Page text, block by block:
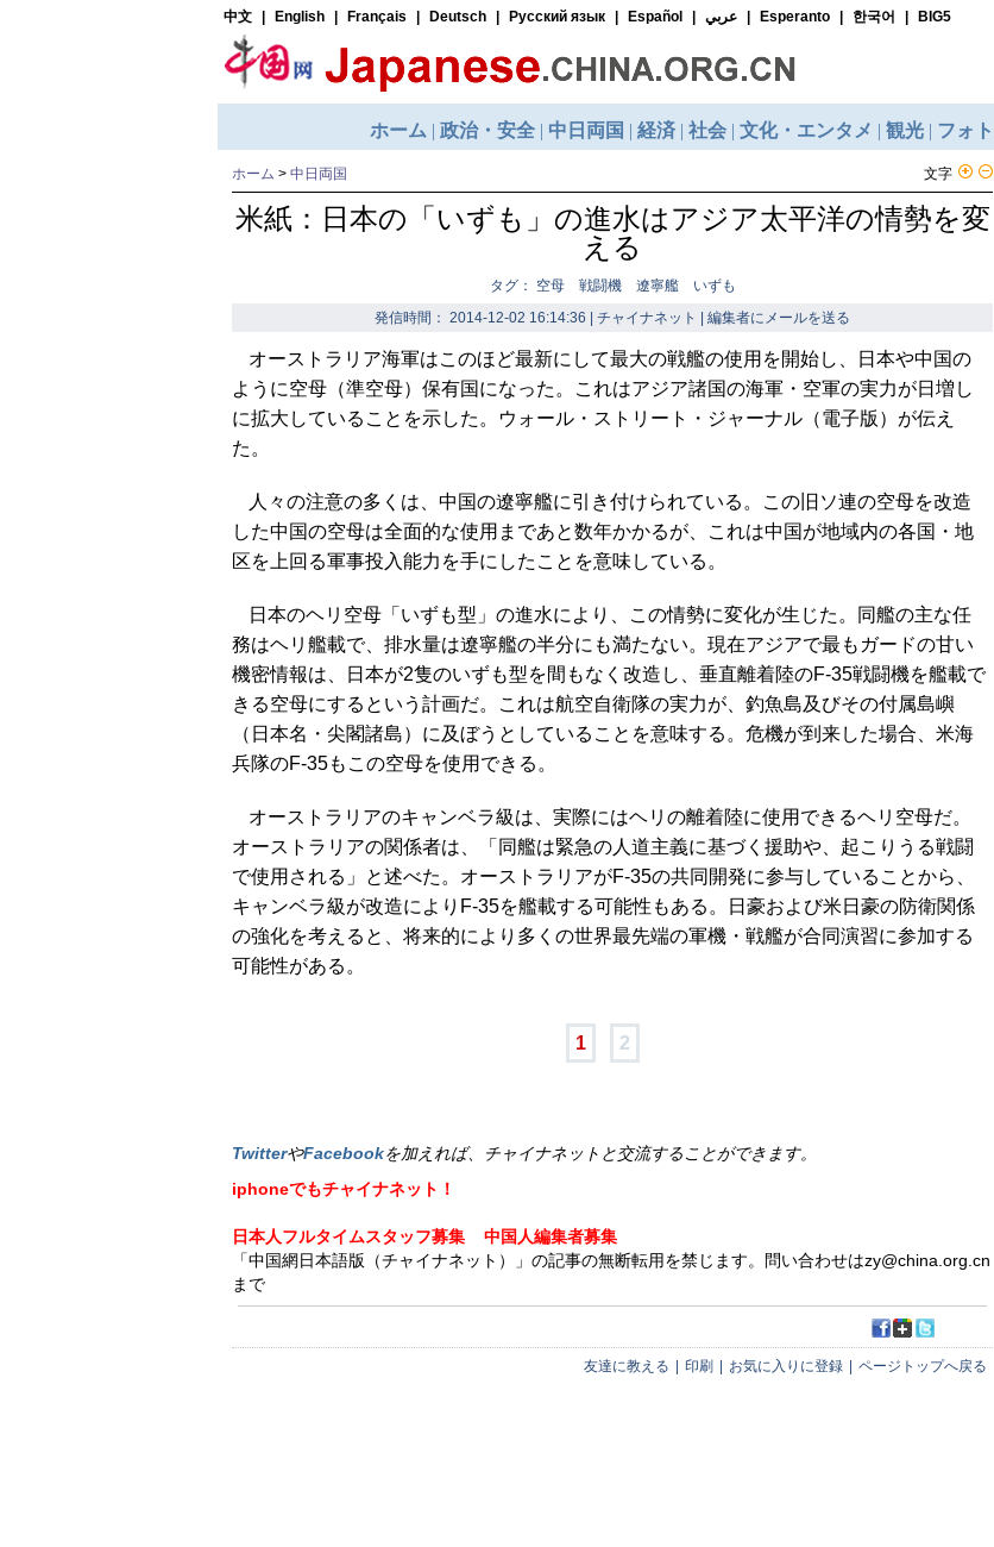
文字
ホーム > 中日両国
米紙：日本の「いずも」の進水はアジア太平洋の情勢を変
える
タグ： 空母 戦闘機 遼寧艦 いずも
発信時間： 2014-12-02 16:14:36 | チャイナネット | 編集者にメールを送る
オーストラリア海軍はこのほど最新にして最大の戦艦の使用を開始し、日本や中国の
ように空母（準空母）保有国になった。これはアジア諸国の海軍・空軍の実力が日増し
に拡大していることを示した。ウォール・ストリート・ジャーナル（電子版）が伝え
た。
人々の注意の多くは、中国の遼寧艦に引き付けられている。この旧ソ連の空母を改造
した中国の空母は全面的な使用まであと数年かかるが、これは中国が地域内の各国・地
区を上回る軍事投入能力を手にしたことを意味している。
日本のヘリ空母「いずも型」の進水により、この情勢に変化が生じた。同艦の主な任
務はヘリ艦載で、排水量は遼寧艦の半分にも満たない。現在アジアで最もガードの甘い
機密情報は、日本が2隻のいずも型を間もなく改造し、垂直離着陸のF-35戦闘機を艦載で
きる空母にするという計画だ。これは航空自衛隊の実力が、釣魚島及びその付属島嶼
（日本名・尖閣諸島）に及ぼうとしていることを意味する。危機が到来した場合、米海
兵隊のF-35もこの空母を使用できる。
オーストラリアのキャンベラ級は、実際にはヘリの離着陸に使用できるヘリ空母だ。
オーストラリアの関係者は、「同艦は緊急の人道主義に基づく援助や、起こりうる戦闘
で使用される」と述べた。オーストラリアがF-35の共同開発に参与していることから、
キャンベラ級が改造によりF-35を艦載する可能性もある。日豪および米日豪の防衛関係
の強化を考えると、将来的により多くの世界最先端の軍機・戦艦が合同演習に参加する
可能性がある。
1 2
TwitterやFacebookを加えれば、チャイナネットと交流することができます。
iphoneでもチャイナネット！
日本人フルタイムスタッフ募集
中国人編集者募集
「中国網日本語版（チャイナネット）」の記事の無断転用を禁じます。問い合わせはzy@china.org.cn
まで
友達に教える 印刷 お気に入りに登録 ページトップへ戻る